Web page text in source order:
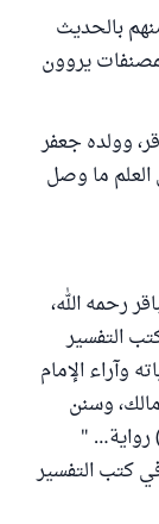
بالحديث
يروون
وولده جعفر
ما وصل
رحمه الله،
التفسير
وآراء الإمام
وسنن
الدارمي، وتفسير الطبري، نجد أنها بلغت (339) رواية… "
في كتب التفسير